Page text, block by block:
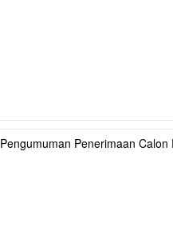
Pengumuman Penerimaan Calon